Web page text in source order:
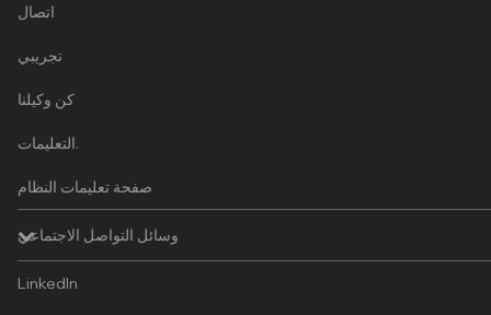
اتصال
تجريبي
كن وكيلنا
التعليمات.
صفحة تعليمات النظام
وسائل التواصل الاجتماعي
LinkedIn